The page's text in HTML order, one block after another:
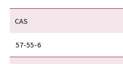
CAS
57-55-6